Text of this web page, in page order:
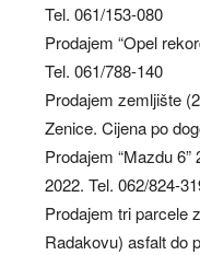
Tel. 061/153-080
Prodajem “Opel
Tel. 061/788-140
Prodajem zemljište
Zenice. Cijena po
Prodajem “Mazdu
2022. Tel. 062/824-
Prodajem tri parcele
Radakovu) asfalt do